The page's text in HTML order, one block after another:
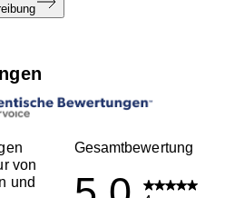
von
und
Gesamtbewertung